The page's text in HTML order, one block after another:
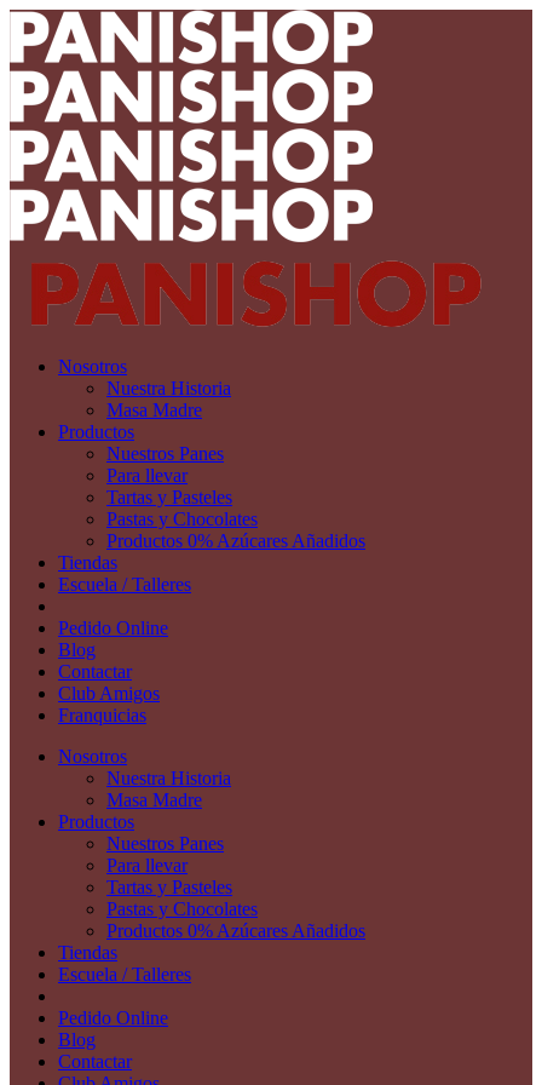
Nosotros
Nuestra Historia
Masa Madre
Productos
Nuestros Panes
Para llevar
Tartas y Pasteles
Pastas y Chocolates
Productos 0% Azúcares Añadidos
Tiendas
Escuela / Talleres
Pedido Online
Blog
Contactar
Club Amigos
Franquicias
Nosotros
Nuestra Historia
Masa Madre
Productos
Nuestros Panes
Para llevar
Tartas y Pasteles
Pastas y Chocolates
Productos 0% Azúcares Añadidos
Tiendas
Escuela / Talleres
Pedido Online
Blog
Contactar